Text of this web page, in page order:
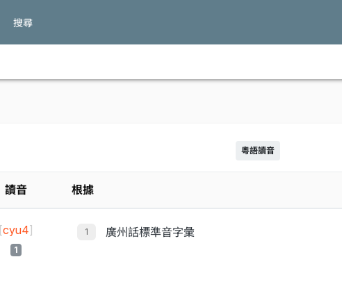
搜尋
粵語讀音
讀音 根據
[cyu4]
1
廣州話標準音字彙